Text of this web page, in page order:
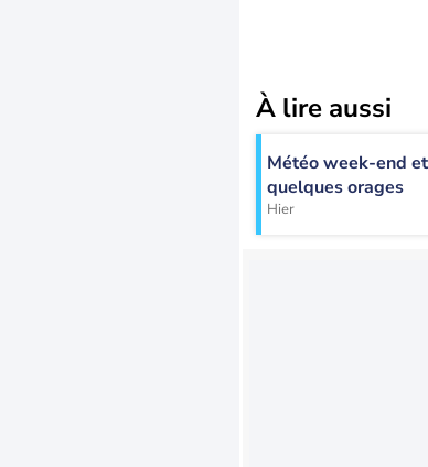
À lire aussi
Météo week-end
quelques orages
Hier